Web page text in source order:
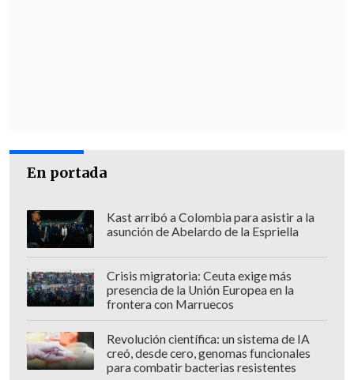
En portada
Kast arribó a Colombia para asistir a la
asunción de Abelardo de la Espriella
Crisis migratoria: Ceuta exige más
presencia de la Unión Europea en la
frontera con Marruecos
Revolución científica: un sistema de IA
creó, desde cero, genomas funcionales
para combatir bacterias resistentes